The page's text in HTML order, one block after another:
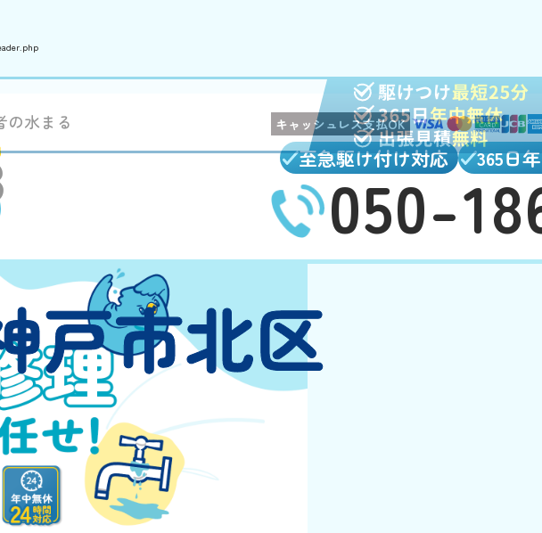
の水まる キャッシュレス支払OK
至急駆け付け対応 365日
050-
戸市北区